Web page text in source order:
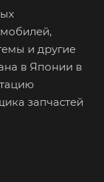
и другие
в Японии в
запчастей